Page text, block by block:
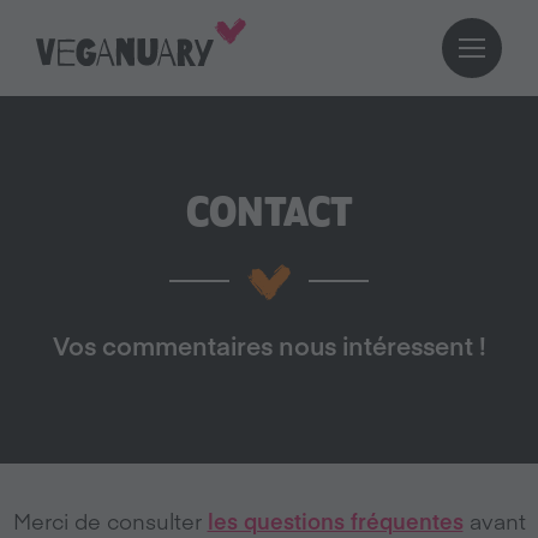
CONTACT
Vos commentaires nous intéressent !
Merci de consulter les questions fréquentes avant